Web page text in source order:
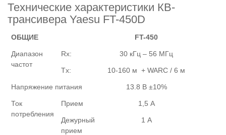
Технические характеристики КВ-
трансивера Yaesu FT-450D
ОБЩИЕ FT-450
Диапазон
частот
Rx: 30 кГц – 56 МГц
Tx: 10-160 м + WARC / 6 м
Напряжение питания 13.8 В ±10%
Ток
потребления
Прием 1,5 А
Дежурный
прием
1 А